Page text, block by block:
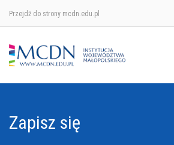
Przejdź do strony mcdn.edu.pl
Zapisz się
Ośrodek w
Ośrodek w Nowym
Ośrodek w